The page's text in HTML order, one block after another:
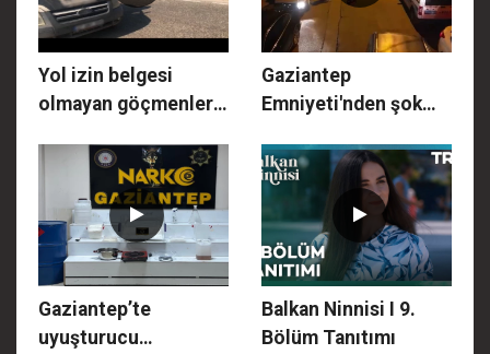
Yol izin belgesi
olmayan göçmenlere
Gaziantep
Emniyeti'nden şok
Gaziantep’te
uyuşturucu
Balkan Ninnisi I 9.
Bölüm Tanıtımı